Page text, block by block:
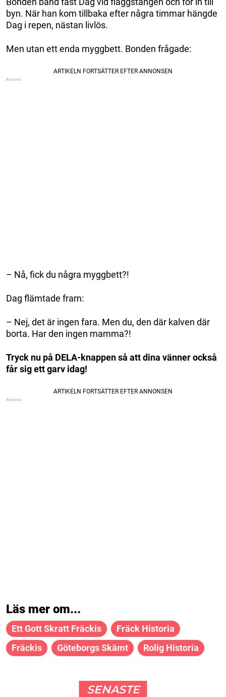
byn. När han kom tillbaka efter några timmar hängde
Dag i repen, nästan livlös.
Men utan ett enda myggbett. Bonden frågade:
– Nå, fick du några myggbett?!
Dag flämtade fram:
– Nej, det är ingen fara. Men du, den där kalven där
borta. Har den ingen mamma?!
Tryck nu på DELA-knappen så att dina vänner också
får sig ett garv idag!
Läs mer om...
Ett Gott Skratt Fräckis
Fräck Historia
Fräckis
Göteborgs Skämt Rolig Historia
SENASTE